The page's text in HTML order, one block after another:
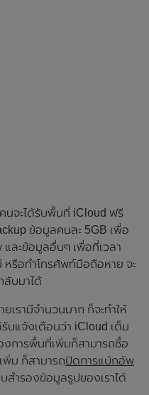
นจะได้รับพื้นที่ iCloud ฟรี
ข้อมูลคนละ 5GB เพื่อ
ละข้อมูลอื่นๆ เพื่อที่เวลา
หรือทำโทรศัพท์มือถือหาย จะ
ลับมาได้
เรามีจำนวนมาก ก็จะทำให้
บแจ้งเตือนว่า iCloud เต็ม
งการพื้นที่เพิ่มก็สามารถซึ้อ
พิ่ม ก็สามารถปิดการแบ้กอัพ
บสำรองข้อมูลรูปของเราได้